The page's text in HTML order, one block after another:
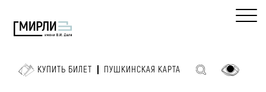
КУПИТЬ БИЛЕТ ПУШКИНСКАЯ КАРТА